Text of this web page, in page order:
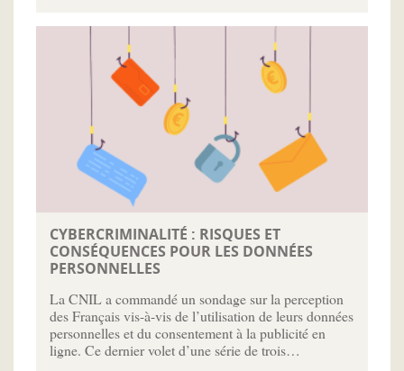
CYBERCRIMINALITÉ : RISQUES ET
CONSÉQUENCES POUR LES DONNÉES
PERSONNELLES
La CNIL a commandé un sondage sur la perception
des Français vis-à-vis de l’utilisation de leurs données
personnelles et du consentement à la publicité en
ligne. Ce dernier volet d’une série de trois…